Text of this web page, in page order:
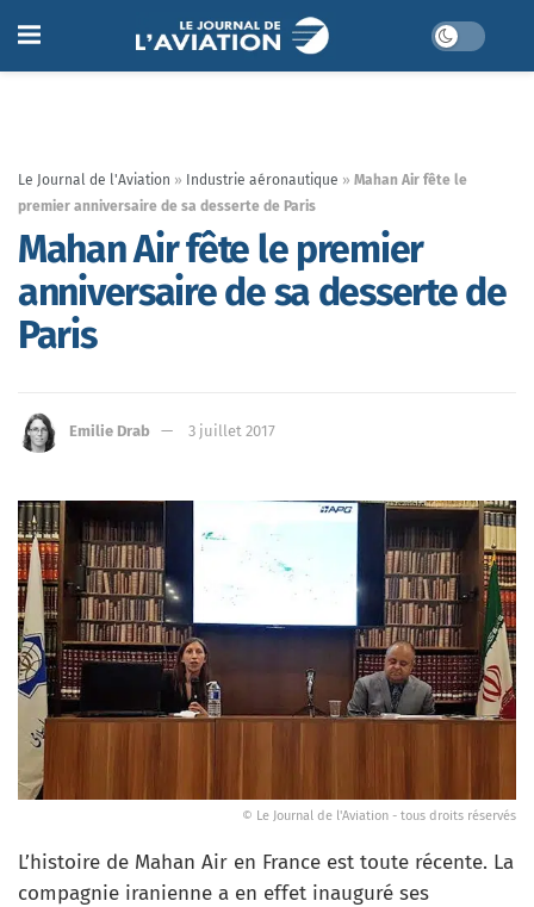
Le Journal de l'Aviation » Industrie aéronautique » Mahan Air fête le
premier anniversaire de sa desserte de Paris
Mahan Air fête le premier
anniversaire de sa desserte de
Paris
Emilie Drab 3 juillet 2017
© Le Journal de l'Aviation - tous droits réservés
L’histoire de Mahan Air en France est toute récente. La
compagnie iranienne a en effet inauguré ses